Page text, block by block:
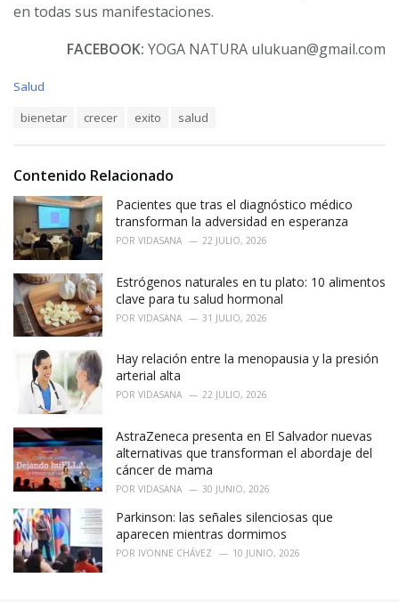
en todas sus manifestaciones.
FACEBOOK: YOGA NATURA ulukuan@gmail.com
C
r
i
:
Salud
:
bienetar crecer exito salud
Contenido Relacionado
Pacientes que tras el diagnóstico médico
transforman la adversidad en esperanza
POR VIDASANA 22 JULIO, 2026
Estrógenos naturales en tu plato: 10 alimentos
clave para tu salud hormonal
POR VIDASANA 31 JULIO, 2026
Hay relación entre la menopausia y la presión
arterial alta
POR VIDASANA 22 JULIO, 2026
AstraZeneca presenta en El Salvador nuevas
alternativas que transforman el abordaje del
cáncer de mama
POR VIDASANA 30 JUNIO, 2026
Parkinson: las señales silenciosas que
aparecen mientras dormimos
POR IVONNE CHÁVEZ 10 JUNIO, 2026